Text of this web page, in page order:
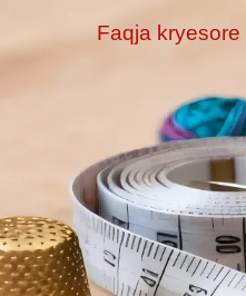
Faqja kryesore